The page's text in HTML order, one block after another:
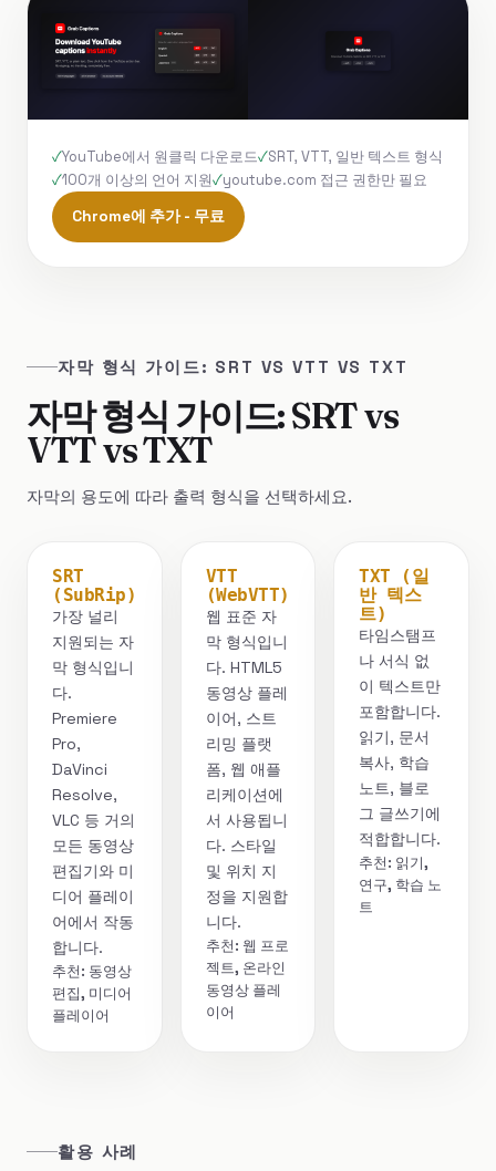
YouTube에서 원클릭 다운로드
SRT, VTT, 일반 텍스트 형식
100개 이상의 언어 지원
youtube.com 접근 권한만 필요
Chrome에 추가 - 무료
자막 형식 가이드: SRT VS VTT VS TXT
자막 형식 가이드: SRT vs
VTT vs TXT
자막의 용도에 따라 출력 형식을 선택하세요.
SRT
(SubRip)
가장 널리
지원되는 자
막 형식입니
다.
Premiere
Pro,
DaVinci
Resolve,
VLC 등 거의
모든 동영상
편집기와 미
디어 플레이
어에서 작동
합니다.
추천: 동영상
편집, 미디어
플레이어
VTT
(WebVTT)
웹 표준 자
막 형식입니
다. HTML5
동영상 플레
이어, 스트
리밍 플랫
폼, 웹 애플
리케이션에
서 사용됩니
다. 스타일
및 위치 지
정을 지원합
니다.
추천: 웹 프로
젝트, 온라인
동영상 플레
이어
TXT (일
반 텍스
트)
타임스탬프
나 서식 없
이 텍스트만
포함합니다.
읽기, 문서
복사, 학습
노트, 블로
그 글쓰기에
적합합니다.
추천: 읽기,
연구, 학습 노
트
활용 사례